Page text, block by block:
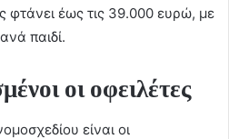
φτάνει έως τις 39.000 ευρώ, με
παιδί.
οι οφειλέτες
είναι οι